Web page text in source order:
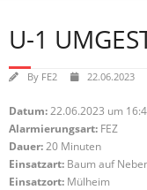
U-1
By FE2 22.06.2023
Datum:22.06.2023 um
Alarmierungsart: FEZ
Dauer:20 Minuten
Einsatzart: Baum auf
Einsatzort: Mülheim